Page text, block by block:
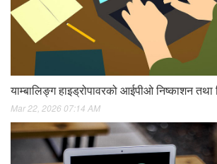
याम्बालिङ्ग हाइड्रोपावरको आईपीओ निष्काशन
Mar 22, 2026 07:14 AM